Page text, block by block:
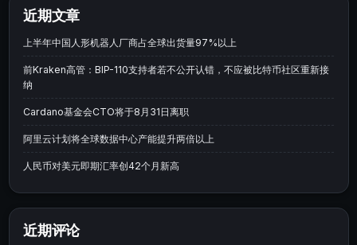
近期文章
上半年中国人形机器人厂商占全球出货量97%以上
前Kraken高管：BIP-110支持者若不公开认错，不应被比特币社区重新接
纳
Cardano基金会CTO将于8月31日离职
阿里云计划将全球数据中心产能提升两倍以上
人民币对美元即期汇率创42个月新高
近期评论